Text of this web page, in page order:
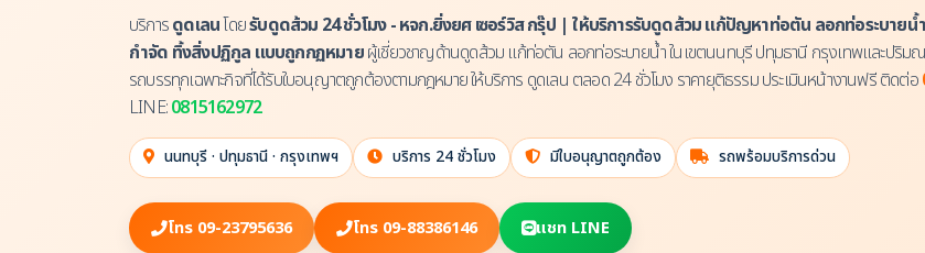
บริการดูดเลนโดยรับดูดส้วม 24 ชั่วโมง - หจก.ยิ่งยศ เซอร์วิส กรุ๊ป | ให้บริการรับดูดส้วม แก้ปัญหาท่อตัน ลอกท่อระบายน้
กำจัด ทิ้งสิ่งปฏิกูล แบบถูกกฏหมายผู้เชี่ยวชาญด้านดูดส้วม แก้ท่อตัน ลอกท่อระบายน้ำ ในเขตนนทบุรี ปทุมธานี กรุงเทพและปริ
รถบรรทุกเฉพาะกิจที่ได้รับใบอนุญาตถูกต้องตามกฎหมาย ให้บริการ ดูดเลน ตลอด 24 ชั่วโมง ราคายุติธรรม ประเมินหน้างานฟรี ติดต่อ
LINE:0815162972
นนทบุรี · ปทุมธานี · กรุงเทพฯ บริการ 24 ชั่วโมง มีใบอนุญาตถูกต้อง รถพร้อมบริการด่วน
โทร 09-23795636 โทร 09-88386146 แชท LINE